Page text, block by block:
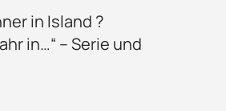
in Island ?
in…“ – Serie und